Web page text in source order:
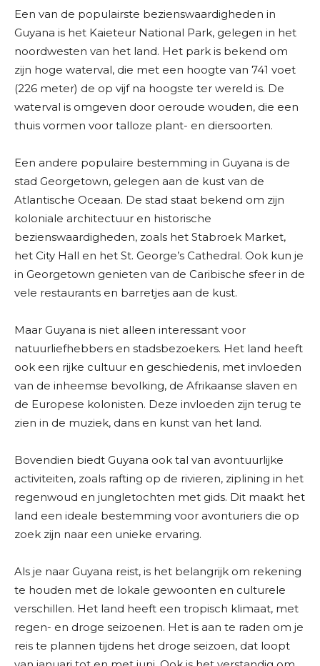
Een van de populairste bezienswaardigheden in
Guyana is het Kaieteur National Park, gelegen in het
noordwesten van het land. Het park is bekend om
zijn hoge waterval, die met een hoogte van 741 voet
(226 meter) de op vijf na hoogste ter wereld is. De
waterval is omgeven door oeroude wouden, die een
thuis vormen voor talloze plant- en diersoorten.
Een andere populaire bestemming in Guyana is de
stad Georgetown, gelegen aan de kust van de
Atlantische Oceaan. De stad staat bekend om zijn
koloniale architectuur en historische
bezienswaardigheden, zoals het Stabroek Market,
het City Hall en het St. George’s Cathedral. Ook kun je
in Georgetown genieten van de Caribische sfeer in de
vele restaurants en barretjes aan de kust.
Maar Guyana is niet alleen interessant voor
natuurliefhebbers en stadsbezoekers. Het land heeft
ook een rijke cultuur en geschiedenis, met invloeden
van de inheemse bevolking, de Afrikaanse slaven en
de Europese kolonisten. Deze invloeden zijn terug te
zien in de muziek, dans en kunst van het land.
Bovendien biedt Guyana ook tal van avontuurlijke
activiteiten, zoals rafting op de rivieren, ziplining in het
regenwoud en jungletochten met gids. Dit maakt het
land een ideale bestemming voor avonturiers die op
zoek zijn naar een unieke ervaring.
Als je naar Guyana reist, is het belangrijk om rekening
te houden met de lokale gewoonten en culturele
verschillen. Het land heeft een tropisch klimaat, met
regen- en droge seizoenen. Het is aan te raden om je
reis te plannen tijdens het droge seizoen, dat loopt